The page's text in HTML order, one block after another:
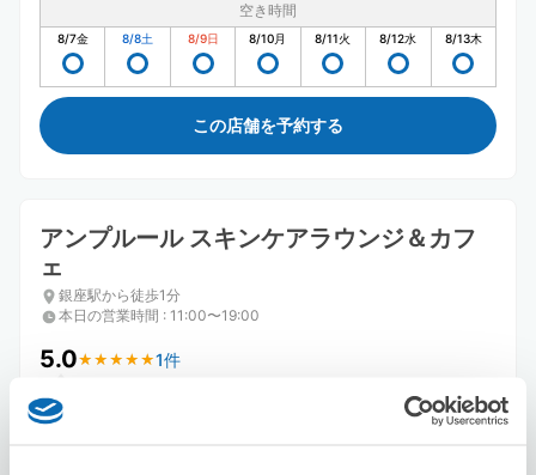
空き時間
8/7金 8/8土 8/9日 8/10月 8/11火 8/12水 8/13木
この店舗を予約する
アンプルール スキンケアラウンジ＆カフ
ェ
銀座駅から徒歩1分
本日の営業時間 : 11:00〜19:00
5.0★ ★ ★ ★ ★
★ ★ ★ ★ ★1件
非常友善舒適的店鋪